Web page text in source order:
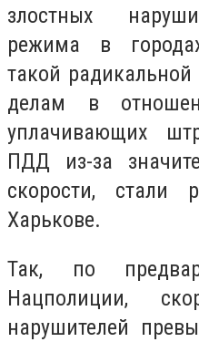
злостных
режима в
такой
делам в
уплачивающих
ПДД из-за
скорости, стали
Харькове.
Так, по
Нацполиции,
нарушителей